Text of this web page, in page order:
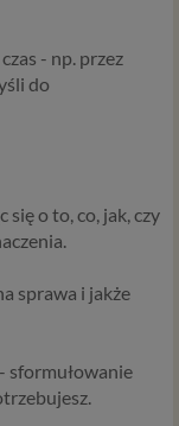
- np. przez
do
się o to, co, jak, czy
sprawa i jakże
sformułowanie
będzie w
szereg
danych
dziedzin
W tej
danych
maja 2018 r. w
minut.
o